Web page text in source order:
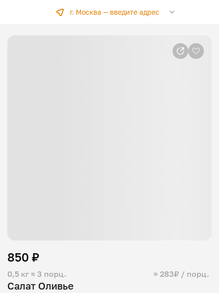
г. Москва —введите адрес
Салат Оливье
0,5 кг ≈ 3 порц. ≈ 283₽ / порц.
850 ₽